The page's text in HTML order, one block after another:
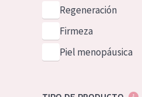
German
Spanish
Greek
Regeneración
Firmeza
Piel menopáusica